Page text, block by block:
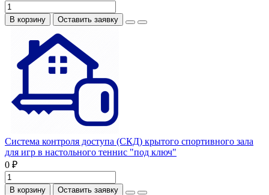
В корзину Оставить заявку
Система контроля доступа (СКД) крытого спортивного зала
для игр в настольного теннис "под ключ"
0 ₽
В корзину Оставить заявку